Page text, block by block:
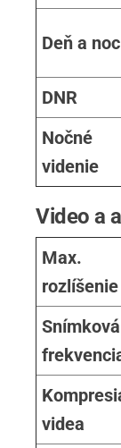
Deň a noc
DNR
Nočné
videnie
Video a
Max.
rozlíšenie
Snímková
videa